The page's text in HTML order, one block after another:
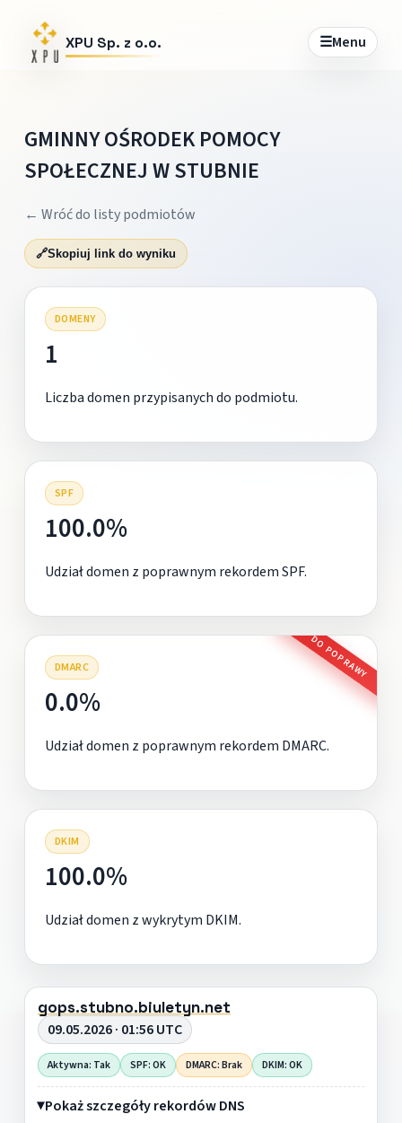
XPU Sp. z o.o. ☰Menu
GMINNY OŚRODEK POMOCY
SPOŁECZNEJ W STUBNIE
← Wróć do listy podmiotów
🔗Skopiuj link do wyniku
DOMENY
1
Liczba domen przypisanych do podmiotu.
SPF
100.0%
Udział domen z poprawnym rekordem SPF.
DMARC DO POPRAWY
0.0%
Udział domen z poprawnym rekordem DMARC.
DKIM
100.0%
Udział domen z wykrytym DKIM.
gops.stubno.biuletyn.net
09.05.2026 · 01:56 UTC
Aktywna: Tak SPF: OK DMARC: Brak DKIM: OK
Pokaż szczegóły rekordów DNS